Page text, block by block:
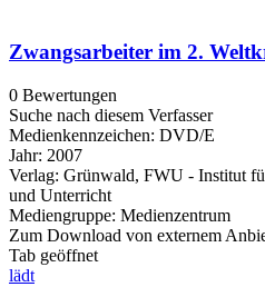
Zwangsarbeiter im 2.
0 Bewertungen
Suche nach diesem Verfasser
Medienkennzeichen: DVD/E
Jahr: 2007
Verlag: Grünwald, FWU - Institut
und Unterricht
Mediengruppe: Medienzentrum
Zum Download von externem
Tab geöffnet
lädt